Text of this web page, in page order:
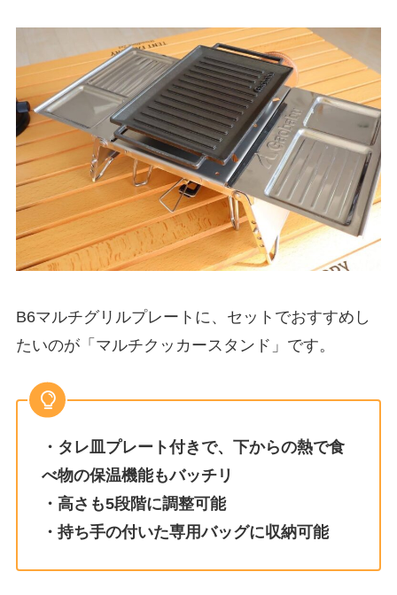
B6マルチグリルプレートに、セットでおすすめし
たいのが「マルチクッカースタンド」です。
・タレ皿プレート付きで、下からの熱で食
べ物の保温機能もバッチリ
・高さも5段階に調整可能
・持ち手の付いた専用バッグに収納可能